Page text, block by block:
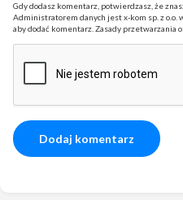
Gdy dodasz komentarz, potwierdzasz, że
Administratorem danych jest x-kom sp. z o.o.
aby dodać komentarz. Zasady przetwarzania